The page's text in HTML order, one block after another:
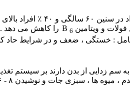
, فولات و ویتامین B 6
را کاهش می دهد
: خستگی ، ضعف و در شرایط حاد
زدایی از بدن دارند بر سیستم
۸ - ۶ لیوان اب در هر روز بسیار مفید است .